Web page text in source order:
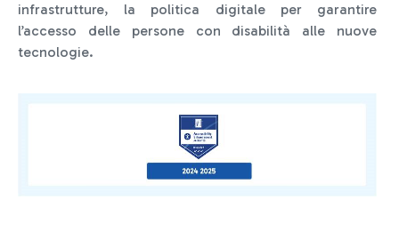
infrastrutture, la politica digitale per garantire
l’accesso delle persone con disabilità alle nuove
tecnologie.